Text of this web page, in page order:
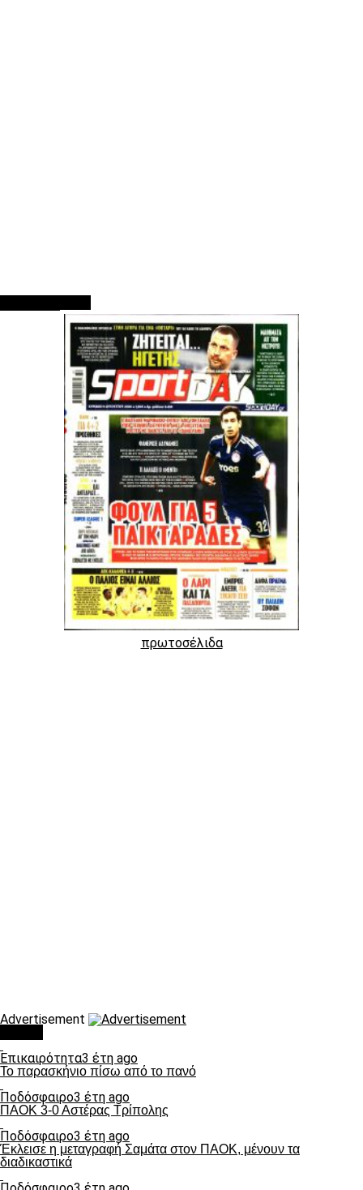
πρωτοσέλιδα
Advertisement
Επικαιρότητα3 έτη ago
Το παρασκήνιο πίσω από το πανό
Ποδόσφαιρο3 έτη ago
ΠΑΟΚ 3-0 Αστέρας Τρίπολης
Ποδόσφαιρο3 έτη ago
Έκλεισε η μεταγραφή Σαμάτα στον ΠΑΟΚ, μένουν τα
διαδικαστικά